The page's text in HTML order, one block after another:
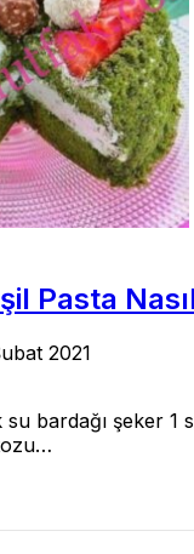
Pasta
2021
bardağı şeker 1